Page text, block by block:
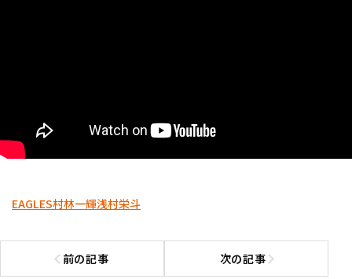
EAGLES村林一輝浅村栄斗
前の記事
前の記事へ 次の記事次の記事へ